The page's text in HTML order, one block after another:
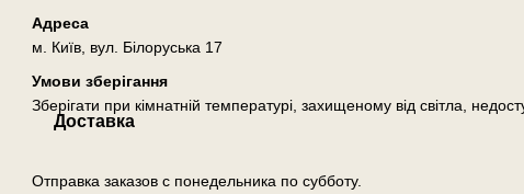
Адреса
м. Київ, вул. Білоруська 17
Умови зберігання
Зберігати при кімнатній температурі, захищеному від світла,
Доставка
Отправка заказов с понедельника по субботу.